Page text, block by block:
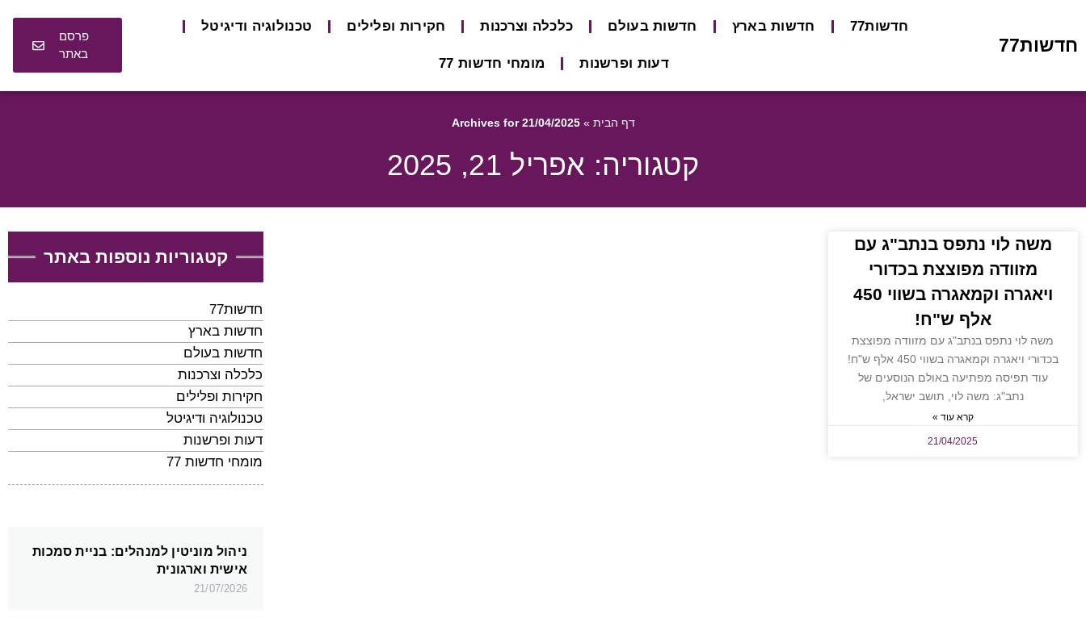
חדשות77
חדשות77 חדשות בארץ חדשות בעולם כלכלה וצרכנות חקירות ופלילים טכנולוגיה ודיגיטל
דעות ופרשנות מומחי חדשות 77
פרסם
באתר
דף הבית »
Archives for 21/04/2025
קטגוריה: אפריל 21, 2025
משה לוי נתפס בנתב"ג עם
מזוודה מפוצצת בכדורי
ויאגרה וקמאגרה בשווי 450
אלף ש"ח!
משה לוי נתפס בנתב"ג עם מזוודה מפוצצת
בכדורי ויאגרה וקמאגרה בשווי 450 אלף ש"ח!
עוד תפיסה מפתיעה באולם הנוסעים של
נתב"ג: משה לוי, תושב ישראל,
קרא עוד »
21/04/2025
קטגוריות נוספות באתר
חדשות77
חדשות בארץ
חדשות בעולם
כלכלה וצרכנות
חקירות ופלילים
טכנולוגיה ודיגיטל
דעות ופרשנות
מומחי חדשות 77
ניהול מוניטין למנהלים: בניית סמכות
אישית וארגונית
21/07/2026